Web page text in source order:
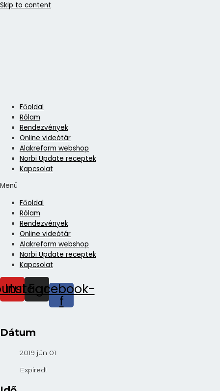
Skip to content
Főoldal
Rólam
Rendezvények
Online videótár
Alakreform webshop
Norbi Update receptek
Kapcsolat
Menü
Főoldal
Rólam
Rendezvények
Online videótár
Alakreform webshop
Norbi Update receptek
Kapcsolat
Instagram
Facebook-
f
Dátum
2019 jún 01
Expired!